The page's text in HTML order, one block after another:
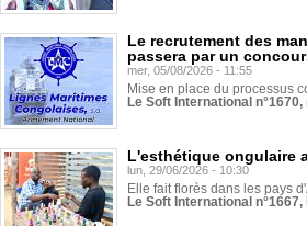
Le recrutement des
passera par un
mer, 05/08/2026 - 11:55
Mise en place du processus
Le Soft International
L'esthétique ongulaire
lun, 29/06/2026 - 10:30
Elle fait florès dans les pays
Le Soft International